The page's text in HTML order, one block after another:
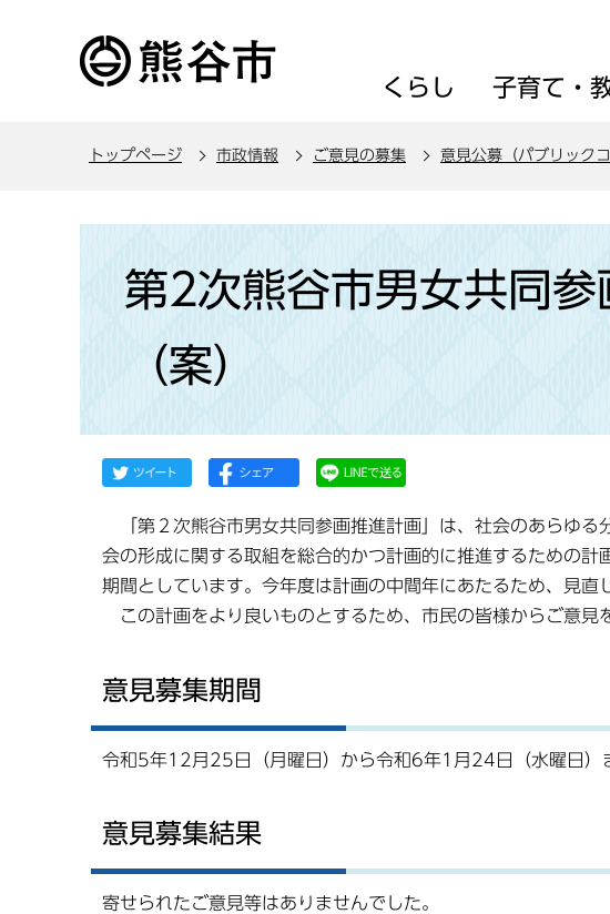
くらし 子育て・
トップページ 市政情報 ご意見の募集 意見公募（パブリックコ
第2次熊谷市男女共同
（案）
「第２次熊谷市男女共同参画推進計画」は、社会のあらゆる
会の形成に関する取組を総合的かつ計画的に推進するための
期間としています。今年度は計画の中間年にあたるため、見直
この計画をより良いものとするため、市民の皆様からご意見
意見募集期間
令和5年12月25日（月曜日）から令和6年1月24日（水曜日）
意見募集結果
寄せられたご意見等はありませんでした。